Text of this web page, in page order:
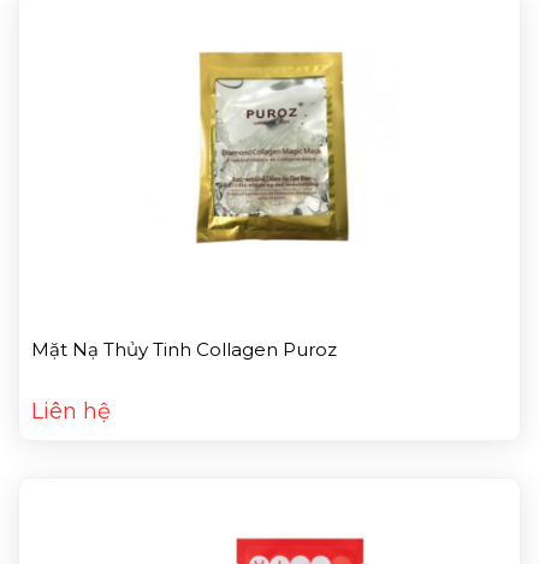
Mặt Nạ Thủy Tinh Collagen Puroz
Liên hệ